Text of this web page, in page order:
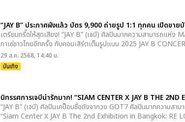
“JAY B” ประกาศผังแล้ว บัตร 9,900 ถ่ายรูป 1:1 ทุกคน เปิดขาย
เตรียมกรี๊ดให้สุดเสียง! “JAY B” (เจบี) ศิลปินมากความสามารถแห่ง
กาเซ่ชาวไทยอีกครั้ง กับคอนเสิร์ตเต็มรูปแบบ 2025 JAY B
29 ส.ค. 2568, 14:40 น.
บันเทิง
นิทรรศการเจบีน่ารักมาก! “SIAM CENTER X JAY B THE
“JAY B” (เจบี) ศิลปินเคป็อบชื่อดังจากวง GOT7 ศิลปินมากความสา
“Siam Center X JAY B The 2nd Exhibition in Bangkok: RE